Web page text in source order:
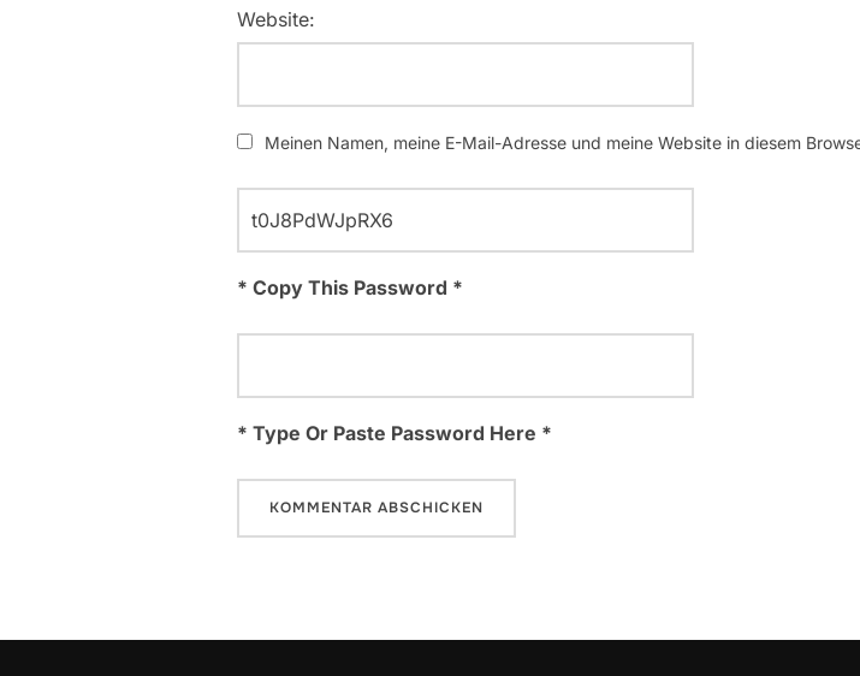
Website:
Meinen Namen, meine E-Mail-Adresse und meine Website in diesem
* Copy This Password *
* Type Or Paste Password Here *